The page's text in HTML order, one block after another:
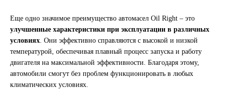
TOTACHI
TOTAL
UNIX
Еще одно значимое преимущество автомасел Oil Right – это
улучшенные характеристики при эксплуатации в различных
условиях. Они эффективно справляются с высокой и низкой
температурой, обеспечивая плавный процесс запуска и работу
двигателя на максимальной эффективности. Благодаря этому,
автомобили смогут без проблем функционировать в любых
климатических условиях.